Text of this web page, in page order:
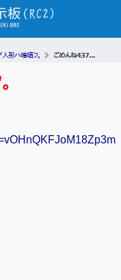
形ハ唯哂フ。 ごめんね437...